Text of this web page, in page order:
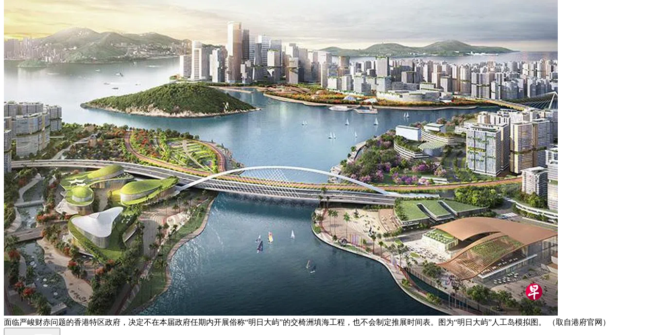
面临严峻财赤问题的香港特区政府，决定不在本届政府任期内开展俗称“明日大屿”的交椅洲填海工程，也不会制定推展时间表。图为“明日大屿”人工岛模拟图。 （取自港府官网）